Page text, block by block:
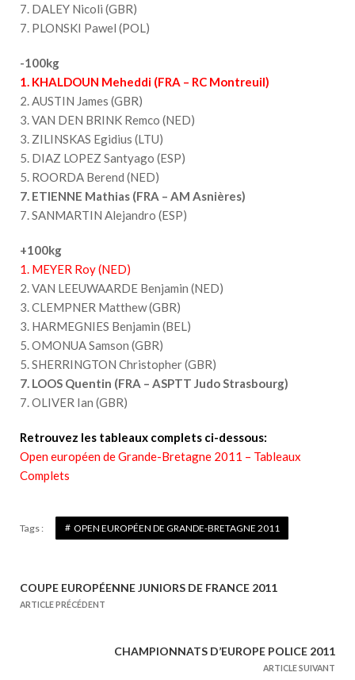
7. DALEY Nicoli (GBR)
7. PLONSKI Pawel (POL)
-100kg
1. KHALDOUN Meheddi (FRA – RC Montreuil)
2. AUSTIN James (GBR)
3. VAN DEN BRINK Remco (NED)
3. ZILINSKAS Egidius (LTU)
5. DIAZ LOPEZ Santyago (ESP)
5. ROORDA Berend (NED)
7. ETIENNE Mathias (FRA – AM Asnières)
7. SANMARTIN Alejandro (ESP)
+100kg
1. MEYER Roy (NED)
2. VAN LEEUWAARDE Benjamin (NED)
3. CLEMPNER Matthew (GBR)
3. HARMEGNIES Benjamin (BEL)
5. OMONUA Samson (GBR)
5. SHERRINGTON Christopher (GBR)
7. LOOS Quentin (FRA – ASPTT Judo Strasbourg)
7. OLIVER Ian (GBR)
Retrouvez les tableaux complets ci-dessous:
Open européen de Grande-Bretagne 2011 – Tableaux
Complets
Tags : OPEN EUROPÉEN DE GRANDE-BRETAGNE 2011
N
COUPE EUROPÉENNE JUNIORS DE FRANCE 2011
ARTICLE PRÉCÉDENT
CHAMPIONNATS D’EUROPE POLICE 2011
ARTICLE SUIVANT